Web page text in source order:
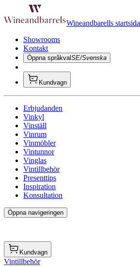
Wineandbarells startsida
Showrooms
Kontakt
Öppna språkvalSE/Svenska
Kundvagn
Erbjudanden
Vinkyl
Vinställ
Vinrum
Vinmöbler
Vintunnor
Vinglas
Vintillbehör
Presenttips
Inspiration
Konsultation
Öppna navigeringen
Kundvagn
Vintillbehör